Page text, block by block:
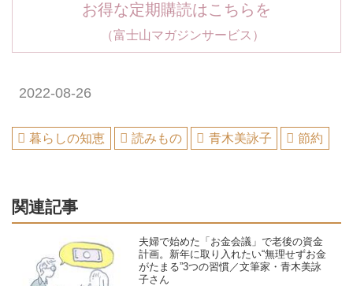
お得な定期購読はこちらを
（富士山マガジンサービス）
2022-08-26
暮らしの知恵 読みもの 青木美詠子 節約
関連記事
夫婦で始めた「お金会議」で老後の資金
計画。新年に取り入れたい“無理せずお金
がたまる”3つの習慣／文筆家・青木美詠
子さん